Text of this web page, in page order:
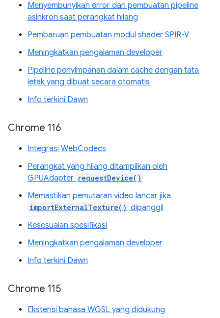
Menyembunyikan error dari pembuatan pipeline
asinkron saat perangkat hilang
Pembaruan pembuatan modul shader SPIR-V
Meningkatkan pengalaman developer
Pipeline penyimpanan dalam cache dengan tata
letak yang dibuat secara otomatis
Info terkini Dawn
Chrome 116
Integrasi WebCodecs
Perangkat yang hilang ditampilkan oleh
GPUAdapter requestDevice()
Memastikan pemutaran video lancar jika
importExternalTexture() dipanggil
Kesesuaian spesifikasi
Meningkatkan pengalaman developer
Info terkini Dawn
Chrome 115
Ekstensi bahasa WGSL yang didukung